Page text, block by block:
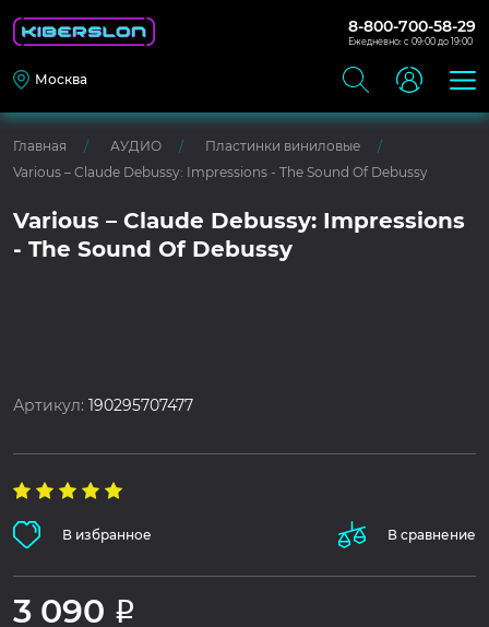
8-800-700-58-29
Ежедневно: с 09:00 до 19:00
Москва
Главная АУДИО
Пластинки виниловые
Various – Claude Debussy: Impressions - The Sound Of Debussy
Various – Claude Debussy: Impressions
- The Sound Of Debussy
Артикул:190295707477
В избранное В сравнение
3 090 Р